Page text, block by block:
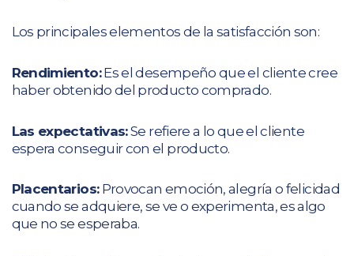
Los principales elementos de la satisfacción son:
Rendimiento:Es el desempeño que el cliente cree
haber obtenido del producto comprado.
Las expectativas:Se refiere a lo que el cliente
espera conseguir con el producto.
Placentarios:Provocan emoción, alegría o felicidad
cuando se adquiere, se ve o experimenta, es algo
que no se esperaba.